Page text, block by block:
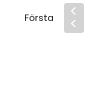
Första <
<